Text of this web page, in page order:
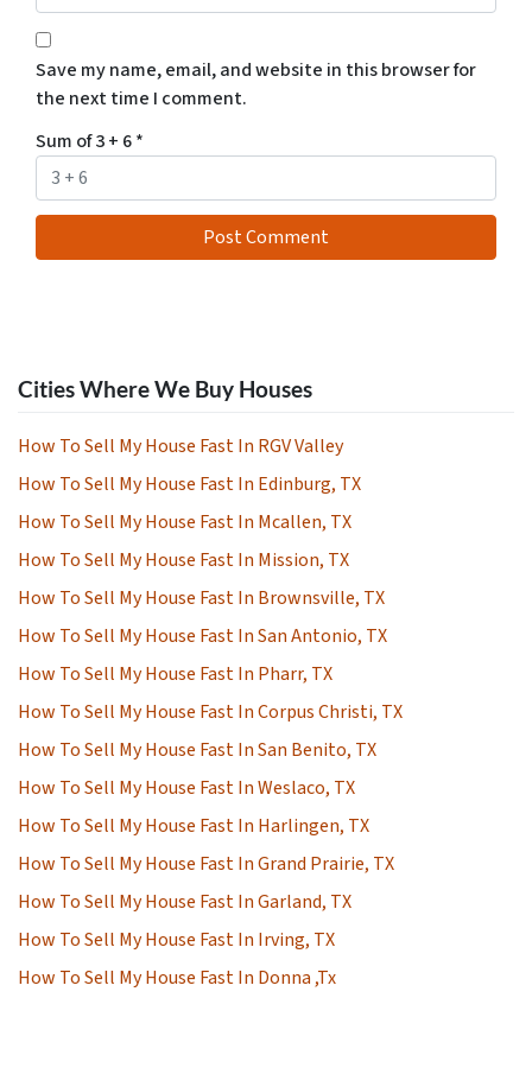
Save my name, email, and website in this browser for
the next time I comment.
Sum of 3 + 6*
Cities Where We Buy Houses
How To Sell My House Fast In RGV Valley
How To Sell My House Fast In Edinburg, TX
How To Sell My House Fast In Mcallen, TX
How To Sell My House Fast In Mission, TX
How To Sell My House Fast In Brownsville, TX
How To Sell My House Fast In San Antonio, TX
How To Sell My House Fast In Pharr, TX
How To Sell My House Fast In Corpus Christi, TX
How To Sell My House Fast In San Benito, TX
How To Sell My House Fast In Weslaco, TX
How To Sell My House Fast In Harlingen, TX
How To Sell My House Fast In Grand Prairie, TX
How To Sell My House Fast In Garland, TX
How To Sell My House Fast In Irving, TX
How To Sell My House Fast In Donna ,Tx